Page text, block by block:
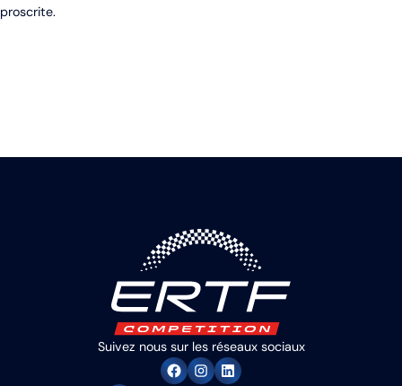
proscrite.
Suivez nous sur les réseaux sociaux